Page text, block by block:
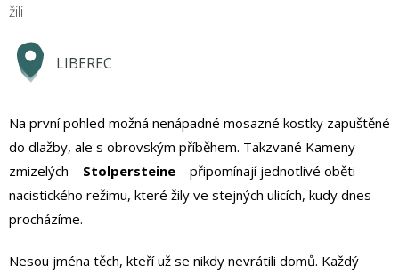
žili
LIBEREC
Na první pohled možná nenápadné mosazné kostky zapuštěné
do dlažby, ale s obrovským příběhem. Takzvané Kameny
zmizelých – Stolpersteine – připomínají jednotlivé oběti
nacistického režimu, které žily ve stejných ulicích, kudy dnes
procházíme.
Nesou jména těch, kteří už se nikdy nevrátili domů. Každý